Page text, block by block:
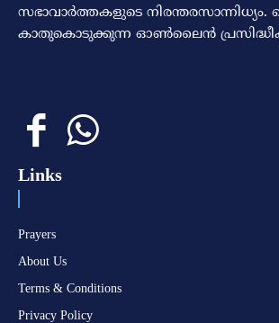
സഭാവാര്‍ത്തകളുടെ
കാതുകൊടുക്കുന്ന ഓണ്‍ലൈന്‍
Links
Prayers
About Us
Terms & Conditions
Privacy Policy